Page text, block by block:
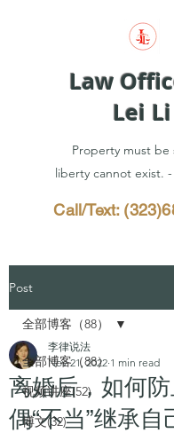
Law
Lei Li
Property must be
liberty cannot exist.
Call/Text:
Post
全部博客（88）
视频讲座(52)
博文(32)
全部博客（88）
离婚后，如何
偶“不当”继承自
李律说法
Nov 21, 2022 1 min read